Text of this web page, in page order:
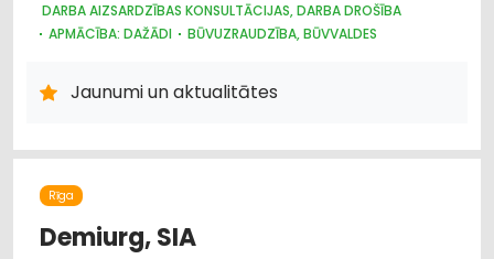
DARBA AIZSARDZĪBAS KONSULTĀCIJAS, DARBA DROŠĪBA
APMĀCĪBA: DAŽĀDI
BŪVUZRAUDZĪBA, BŪVVALDES
Jaunumi un aktualitātes
Rīga
Demiurg, SIA